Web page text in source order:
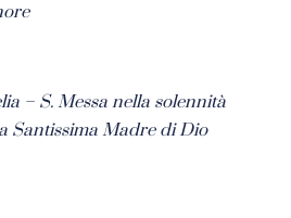
– S. Messa nella solennità
Santissima Madre di Dio